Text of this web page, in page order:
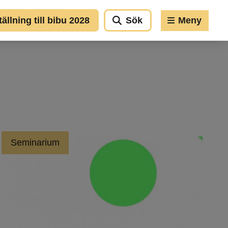
till bibu 2028 Sök Meny
Seminarium